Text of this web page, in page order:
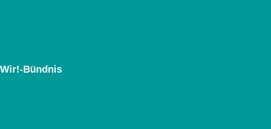
Wir!-Bündnis